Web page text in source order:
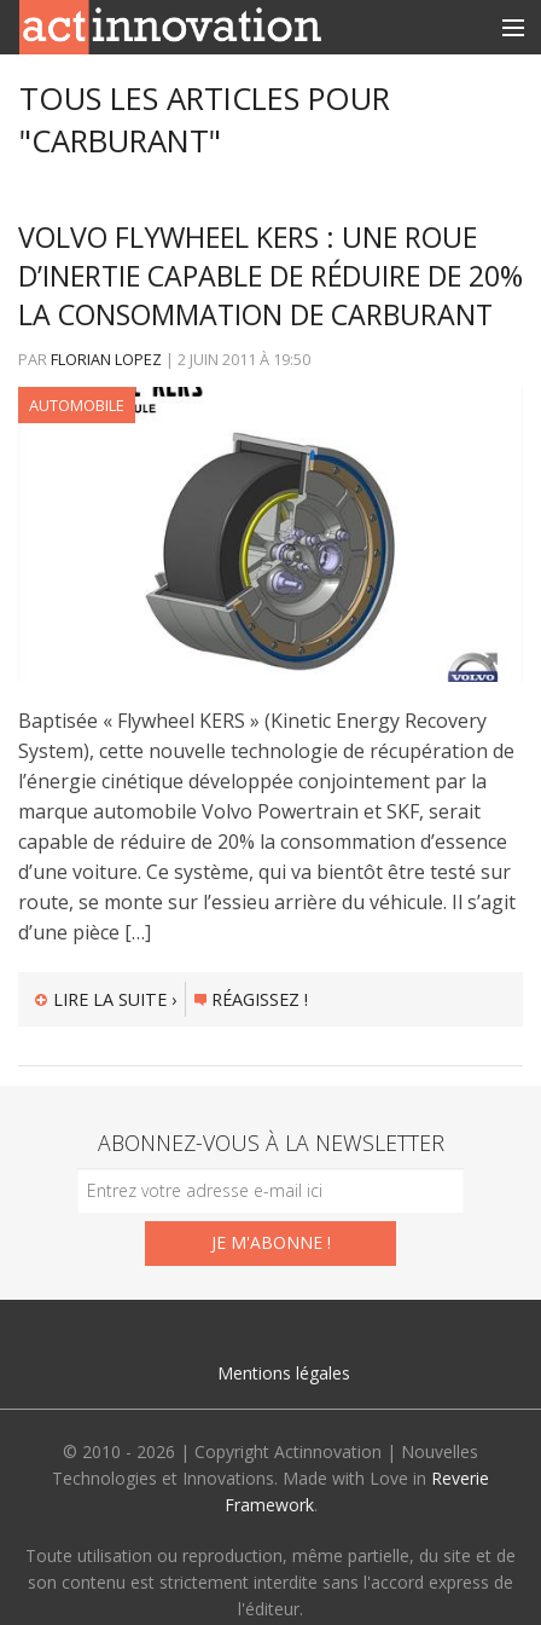
INNOBOX
TOUS LES ARTICLES POUR
"CARBURANT"
VOLVO FLYWHEEL KERS : UNE ROUE
D’INERTIE CAPABLE DE RÉDUIRE DE 20%
LA CONSOMMATION DE CARBURANT
PARFLORIAN LOPEZ | 2 JUIN 2011 À 19:50
AUTOMOBILE
Baptisée « Flywheel KERS » (Kinetic Energy Recovery
System), cette nouvelle technologie de récupération de
l’énergie cinétique développée conjointement par la
marque automobile Volvo Powertrain et SKF, serait
capable de réduire de 20% la consommation d’essence
d’une voiture. Ce système, qui va bientôt être testé sur
route, se monte sur l’essieu arrière du véhicule. Il s’agit
d’une pièce […]
LIRE LA SUITE › RÉAGISSEZ !
ABONNEZ-VOUS À LA NEWSLETTER
Mentions légales
© 2010 - 2026 | Copyright Actinnovation | Nouvelles
Technologies et Innovations. Made with Love in Reverie
Framework.
Toute utilisation ou reproduction, même partielle, du site et de
son contenu est strictement interdite sans l'accord express de
l'éditeur.